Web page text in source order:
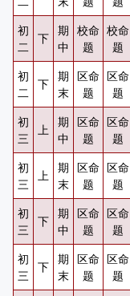
初
二
下
期
中
校命
题
校命
题
初
二
下
期
末
区命
题
区命
题
初
三
上
期
中
区命
题
区命
题
初
三
上
期
末
区命
题
区命
题
初
三
下
期
中
区命
题
区命
题
初
三
下
期
末
区命
题
区命
题